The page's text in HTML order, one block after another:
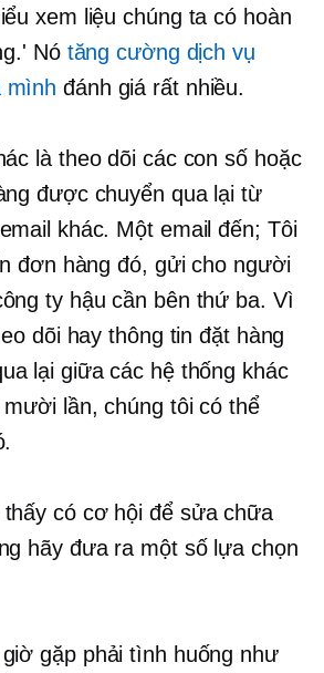
xem liệu chúng ta có hoàn
Nó tăng cường dịch vụ
mình đánh giá rất nhiều.
là theo dõi các con số hoặc
được chuyển qua lại từ
khác. Một email đến; Tôi
đơn hàng đó, gửi cho người
ty hậu cần bên thứ ba. Vì
dõi hay thông tin đặt hàng
lại giữa các hệ thống khác
lần, chúng tôi có thể
thấy có cơ hội để sửa chữa
hãy đưa ra một số lựa chọn
gặp phải tình huống như